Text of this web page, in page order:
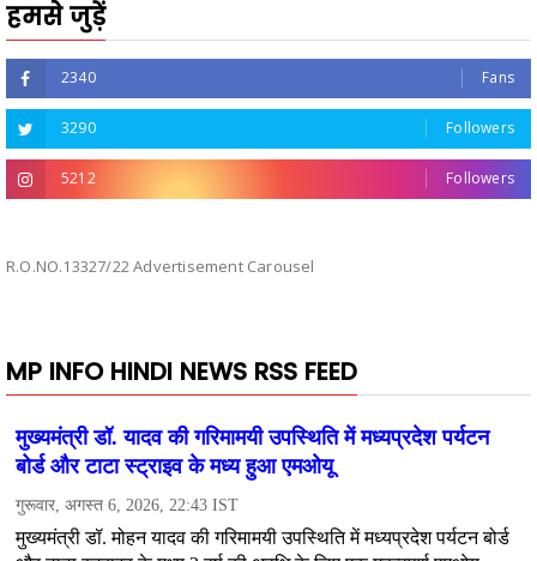
हमसे जुड़ें
2340 Fans
3290 Followers
5212 Followers
R.O.NO.13327/22 Advertisement Carousel
MP INFO HINDI NEWS RSS FEED